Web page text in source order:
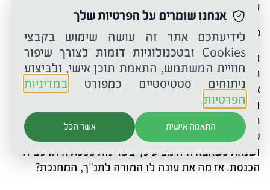
עיניו נעוצות בי.
מה אני רוצה?
לחשוב מהר, שעון החול של השתיקה אוזל, תהיי כנה,
תסתכלי עליו, תהיי כנה.
אין טעם להטיף לו. חמוד ובוער וכועס ובועט. בורח
וחוזר. באמת כל כך מוזר?
תסתכלי עליו. תסתכלי על עצמך בגילו. איך את היית?
שונה כל כך? קיבלת שישים בתנ"ך, לא עניין אותך יהדות
ושנאת כשאבא היה מציע לך בעדינות ללכת איתו לבית
הכנסת. אז מה את עונה לו המורה לתנ"ך, המחנכת?
אנחנו שומרים על הפרטיות שלך
לידיעתכם אתר זה עושה שימוש בקבצי
Cookies ובטכנולוגיות דומות לצורך שיפור
חוויית המשתמש, התאמת תוכן אישי, ולביצוע
ניתוחים סטטיסטיים כמפורט במדיניות
הפרטיות.
אשר הכל התאמה אישית